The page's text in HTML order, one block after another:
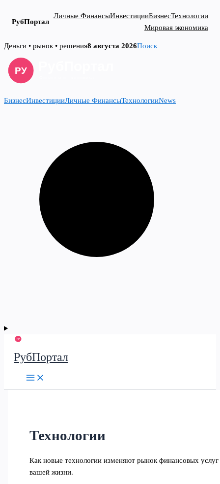
РубПортал
Личные ФинансыИнвестицииБизнесТехнологии
Мировая экономика
Skip
content
Деньги • рынок • решения8 августа 2026Поиск
БизнесИнвестицииЛичные ФинансыТехнологииNews
РубПортал
Технологии
Как новые технологии изменяют рынок финансовых услуг
вашей жизни.